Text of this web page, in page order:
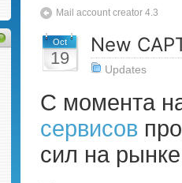
Mail account creator 4.3
Oct
19
New
Updates
С момента
сервисов
сил на